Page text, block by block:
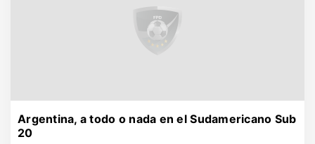
Argentina, a todo o nada en el Sudamericano Sub
20